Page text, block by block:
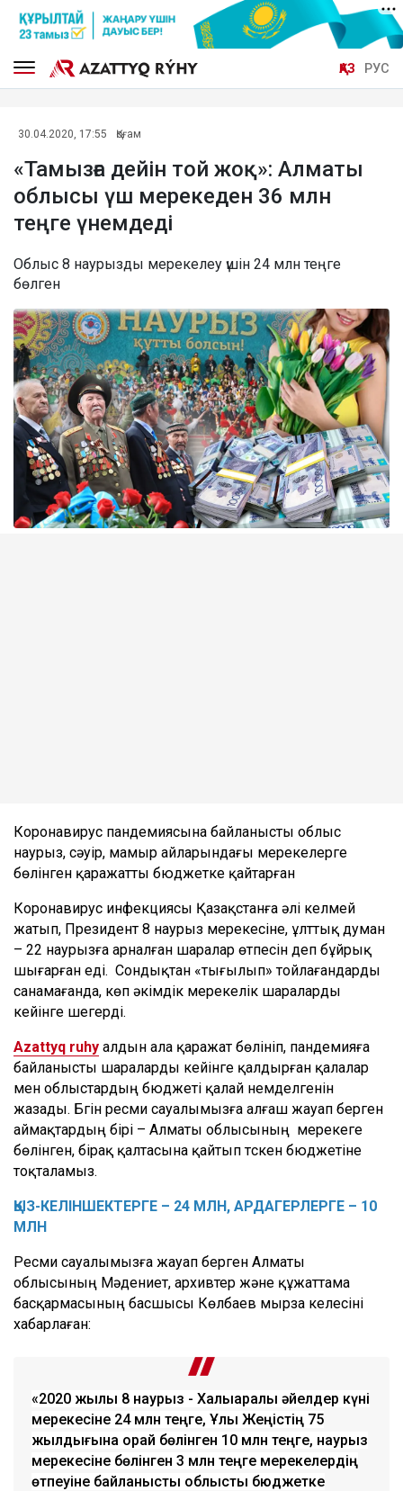
ҚАЗ РУС
30.04.2020, 17:55 Қоғам
«Тамызға дейін той жоқ»: Алматы
облысы үш мерекеден 36 млн
теңге үнемдеді
Облыс 8 наурызды мерекелеу үшін 24 млн теңге
бөлген
Коронавирус пандемиясына байланысты облыс
наурыз, сәуір, мамыр айларындағы мерекелерге
бөлінген қаражатты бюджетке қайтарған
Коронавирус инфекциясы Қазақстанға әлі келмей
жатып, Президент 8 наурыз мерекесіне, ұлттық думан
– 22 наурызға арналған шаралар өтпесін деп бұйрық
шығарған еді. Сондықтан «тығылып» тойлағандарды
санамағанда, көп әкімдік мерекелік шараларды
кейінге шегерді.
Аzattyq ruhy алдын ала қаражат бөлініп, пандемияға
байланысты шараларды кейінге қалдырған қалалар
мен облыстардың бюджеті қалай үнемделгенін
жазады. Бүгін ресми сауалымызға алғаш жауап берген
аймақтардың бірі – Алматы облысының мерекеге
бөлінген, бірақ қалтасына қайтып түскен бюджетіне
тоқталамыз.
ҚЫЗ-КЕЛІНШЕКТЕРГЕ – 24 МЛН, АРДАГЕРЛЕРГЕ – 10
МЛН
Ресми сауалымызға жауап берген Алматы
облысының Мәдениет, архивтер және құжаттама
басқармасының басшысы Көлбаев мырза келесіні
хабарлаған:
«2020 жылы 8 наурыз - Халықаралық әйелдер күні
мерекесіне 24 млн теңге, Ұлы Жеңістің 75
жылдығына орай бөлінген 10 млн теңге, наурыз
мерекесіне бөлінген 3 млн теңге мерекелердің
өтпеуіне байланысты облыстық бюджетке